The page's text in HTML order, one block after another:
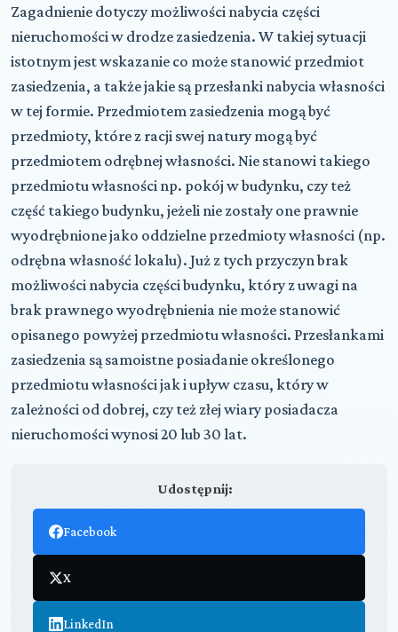
Zagadnienie dotyczy możliwości nabycia części
nieruchomości w drodze zasiedzenia. W takiej sytuacji
istotnym jest wskazanie co może stanowić przedmiot
zasiedzenia, a także jakie są przesłanki nabycia własności
w tej formie. Przedmiotem zasiedzenia mogą być
przedmioty, które z racji swej natury mogą być
przedmiotem odrębnej własności. Nie stanowi takiego
przedmiotu własności np. pokój w budynku, czy też
część takiego budynku, jeżeli nie zostały one prawnie
wyodrębnione jako oddzielne przedmioty własności (np.
odrębna własność lokalu). Już z tych przyczyn brak
możliwości nabycia części budynku, który z uwagi na
brak prawnego wyodrębnienia nie może stanowić
opisanego powyżej przedmiotu własności. Przesłankami
zasiedzenia są samoistne posiadanie określonego
przedmiotu własności jak i upływ czasu, który w
zależności od dobrej, czy też złej wiary posiadacza
nieruchomości wynosi 20 lub 30 lat.
Udostępnij:
Facebook
X
LinkedIn